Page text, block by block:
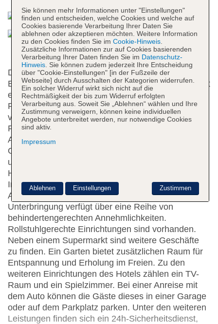
Das Hotel bietet 4 Junior-Suiten, 6 Suiten, 240
Einzel- und 20 Doppelzimmer auf 43 Etagen, die mit
einem Aufzug erreichbar sind. An der 24-Stunden-
Rezeption im Empfangsbereich werden die Gäste
vom mehrsprachigen Personal (Englisch, Deutsch,
Französisch) herzlich begrüßt. Das Ein- und
Auschecken ist rund um die Uhr möglich. Eine
Gepäckaufbewahrung, ein Safe, eine Wechselstube
und ein Geldautomat gehören zur Einrichtung des
Hauses. Per WLAN erhalten die Gäste Zugang zum
Internet. Hilfestellung bei der Buchung von
Ausflügen wird am Tourdesk geboten. Die
Unterbringung verfügt über eine Reihe von
behindertengerechten Annehmlichkeiten.
Rollstuhlgerechte Einrichtungen sind vorhanden.
Neben einem Supermarkt sind weitere Geschäfte
zu finden. Ein Garten bietet zusätzlichen Raum für
Entspannung und Erholung im Freien. Zu den
weiteren Einrichtungen des Hotels zählen ein TV-
Raum und ein Spielzimmer. Bei einer Anreise mit
dem Auto können die Gäste dieses in einer Garage
oder auf dem Parkplatz parken. Unter den weiteren
Leistungen finden sich ein 24h-Sicherheitsdienst,
Sie können mehr Informationen unter "Einstellungen"
finden und entscheiden, welche Cookies und welche auf
Cookies basierende Verarbeitung Ihrer Daten Sie
ablehnen oder akzeptieren möchten. Weitere Information
zu den Cookies finden Sie im Cookie-Hinweis.
Zusätzliche Informationen zur auf Cookies basierenden
Verarbeitung Ihrer Daten finden Sie im Datenschutz-
Hinweis. Sie können zudem jederzeit Ihre Entscheidung
über "Cookie-Einstellungen" [in der Fußzeile der
Webseite] durch Ausschalten der Kategorien widerrufen.
Ein solcher Widerruf wirkt sich nicht auf die
Rechtmäßigkeit der bis zum Widerruf erfolgten
Verarbeitung aus. Soweit Sie „Ablehnen“ wählen und Ihre
Zustimmung verweigern, können keine individuellen
Angebote unterbreitet werden, nur notwendige Cookies
sind aktiv.
Impressum
Zustimmen
Ablehnen Einstellungen